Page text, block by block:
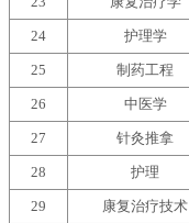
24 护理学
25 制药工程
26 中医学
27 针灸推拿
28 护理
29 康复治疗技术